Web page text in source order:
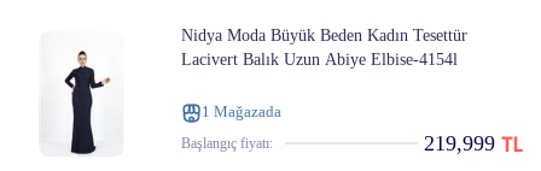
Nidya Moda Büyük Beden Kadın Tesettür
Lacivert Balık Uzun Abiye Elbise-4154l
1 Mağazada
Başlangıç ​​fiyatı: 219,999